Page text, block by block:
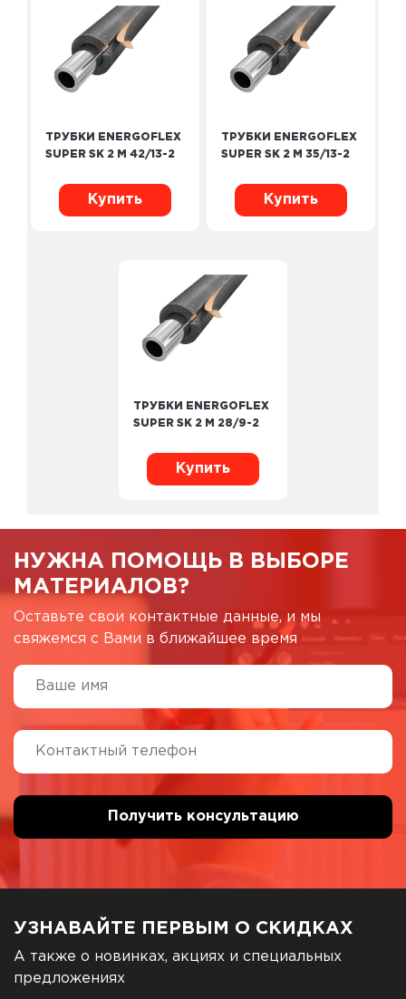
ТРУБКИ ENERGOFLEX
SUPER SK 2 М 42/13-2
Купить
ТРУБКИ ENERGOFLEX
SUPER SK 2 М 35/13-2
Купить
ТРУБКИ ENERGOFLEX
SUPER SK 2 М 28/9-2
Купить
НУЖНА ПОМОЩЬ В ВЫБОРЕ
МАТЕРИАЛОВ?
Оставьте свои контактные данные, и мы
свяжемся с Вами в ближайшее время
УЗНАВАЙТЕ ПЕРВЫМ О СКИДКАХ
А также о новинках, акциях и специальных
предложениях